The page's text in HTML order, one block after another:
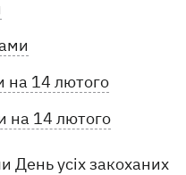
на 14 лютого
на 14 лютого
День усіх закоханих